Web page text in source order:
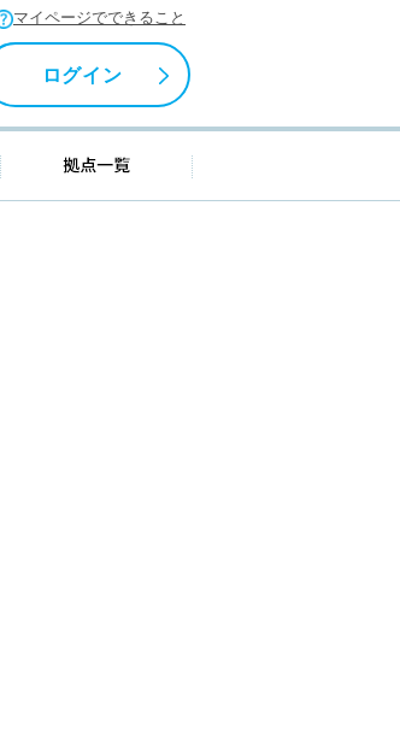
マイページでできること
ログイン
キャリアアドバイザー紹介 拠点一覧